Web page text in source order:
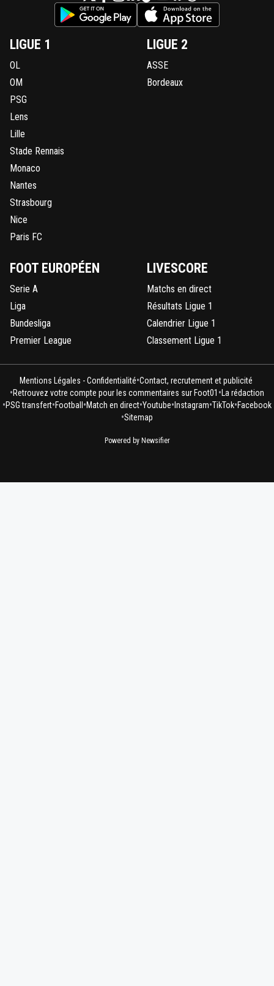
LIGUE 1
OL
OM
PSG
Lens
Lille
Stade Rennais
Monaco
Nantes
Strasbourg
Nice
Paris FC
LIGUE 2
ASSE
Bordeaux
FOOT EUROPÉEN
Serie A
Liga
Bundesliga
Premier League
LIVESCORE
Matchs en direct
Résultats Ligue 1
Calendrier Ligue 1
Classement Ligue 1
Mentions Légales - Confidentialité•Contact, recrutement et publicité
•Retrouvez votre compte pour les commentaires sur Foot01 • La rédaction
•PSG transfert•Football •Match en direct•Youtube• Instagram•TikTok•Facebook
•Sitemap
Powered by Newsifier